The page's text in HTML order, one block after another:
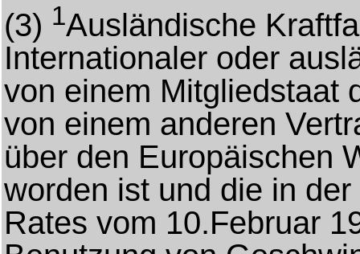
(3) 1Ausländische
Internationaler oder
von einem Mitgliedstaat
von einem anderen
über den Europäischen
worden ist und die in
Rates vom 10.Februar